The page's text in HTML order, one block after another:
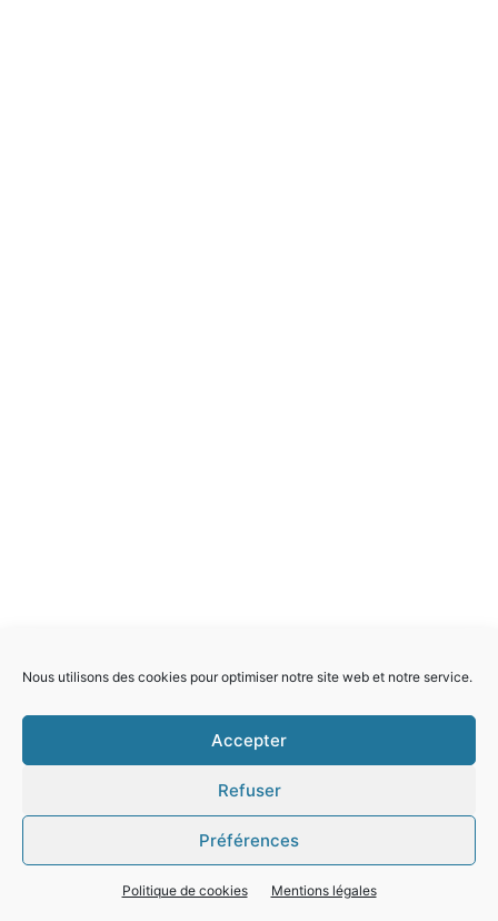
Nous utilisons des cookies pour optimiser notre site web et notre service.
Accepter
Refuser
Préférences
Politique de cookies Mentions légales